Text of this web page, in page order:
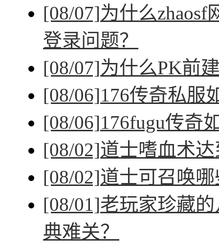
[08/07]为什么
登录问题？
[08/07]为什么PK前
[08/06]176传奇私服
[08/06]176fugu传奇
[08/02]道士嗜血术
[08/02]道士可召唤
[08/01]老玩家珍藏
典难关？